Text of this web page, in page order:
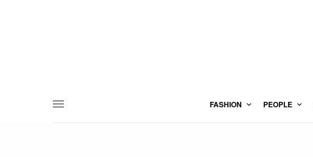
FASHION PEOPLE